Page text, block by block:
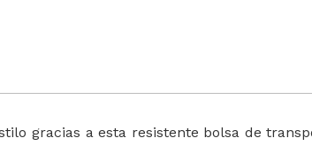
gracias a esta resistente bolsa de